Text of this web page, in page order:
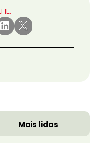
Mais lidas